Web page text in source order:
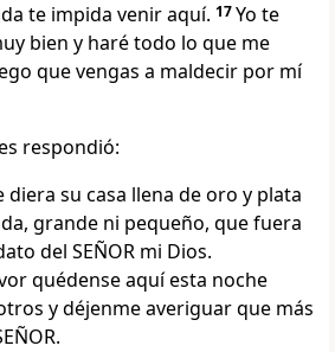
te impida venir aquí. 17Yo te
bien y haré todo lo que me
que vengas a maldecir por mí
respondió:
su casa llena de oro y plata
grande ni pequeño, que fuera
del SEÑOR mi Dios.
quédense aquí esta noche
y déjenme averiguar que más